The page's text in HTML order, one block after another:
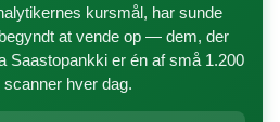
kursmål, har sunde
at vende op — dem, der
Saastopankki er én af små 1.200
scanner hver dag.